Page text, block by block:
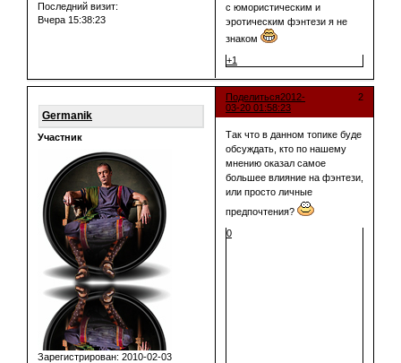
Последний визит:
Вчера 15:38:23
с юмористическим и
эротическим фэнтези я не
знаком
+1
Поделиться 2
2012-
03-20 01:58:23
Germanik
Участник
Зарегистрирован: 2010-02-03
Так что в данном топике буде
обсуждать, кто по нашему
мнению оказал самое
большее влияние на фэнтези,
или просто личные
предпочтения?
0